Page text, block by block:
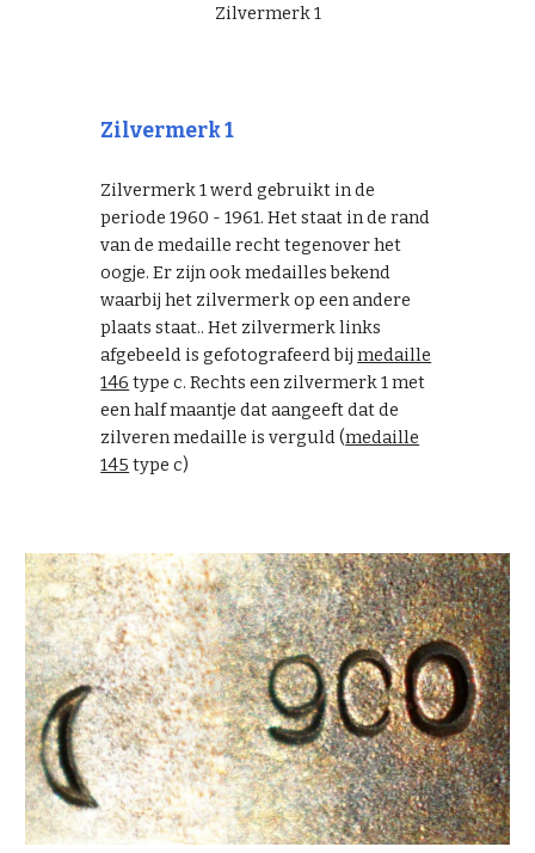
Zilvermerk 1
Zilvermerk 1
Zilvermerk 1 werd gebruikt in de
periode 1960 - 1961. Het staat in de rand
van de medaille recht tegenover het
oogje. Er zijn ook medailles bekend
waarbij het zilvermerk op een andere
plaats staat.. Het zilvermerk links
afgebeeld is gefotografeerd bijmedaille
146 type c. Rechts een zilvermerk 1 met
een half maantje dat aangeeft dat de
zilveren medaille is verguld (medaille
145 type c)